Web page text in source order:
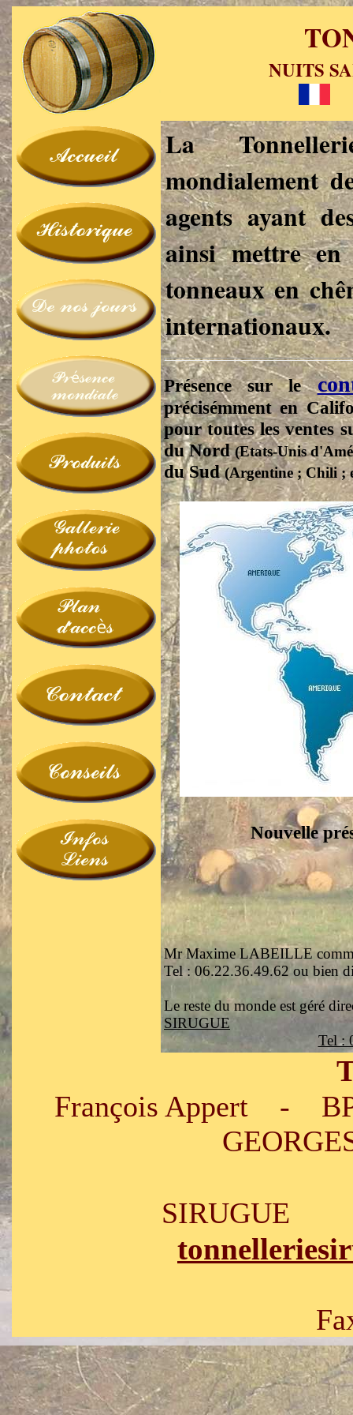
NUITS
La
mondialement
agents ayant
ainsi mettre
tonneaux en
internationaux.
Présence sur le
précisémment en
pour toutes les ventes
du Nord(Etats-Unis
du Sud(Argentine ; Chili ;
Nouvelle
Mr Maxime LABEILLE
Tel : 06.22.36.49.62 ou bien
Le reste du monde est géré
SIRUGUE
Tel :
François Appert -
SIRUGUE
Fax :